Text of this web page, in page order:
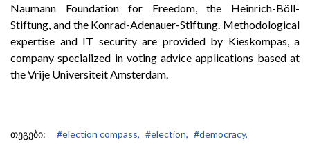
Naumann Foundation for Freedom, the Heinrich-Böll-
Stiftung, and the Konrad-Adenauer-Stiftung. Methodological
expertise and IT security are provided by Kieskompas, a
company specialized in voting advice applications based at
the Vrije Universiteit Amsterdam.
თეგები: #election compass, #election, #democracy,